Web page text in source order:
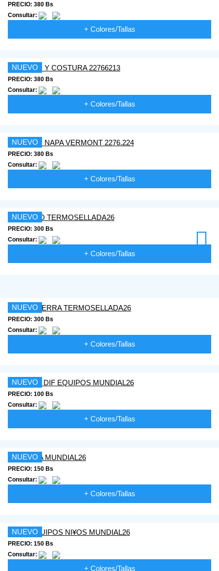
PRECIO: 380 Bs
Consultar:
+ Colores/Tallas
NUEVO
PRECIO: 380 Bs
Consultar:
+ Colores/Tallas
NUEVO
PRECIO: 380 Bs
Consultar:
+ Colores/Tallas
NUEVO
PRECIO: 300 Bs
Consultar:
+ Colores/Tallas
NUEVO
PRECIO: 300 Bs
Consultar:
+ Colores/Tallas
NUEVO
PRECIO: 100 Bs
Consultar:
+ Colores/Tallas
NUEVO
PRECIO: 150 Bs
Consultar:
+ Colores/Tallas
NUEVO
PRECIO: 150 Bs
Consultar:
+ Colores/Tallas